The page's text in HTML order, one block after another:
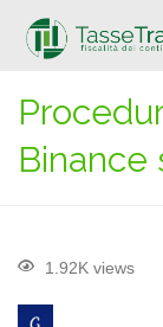
Binance
1.92K views